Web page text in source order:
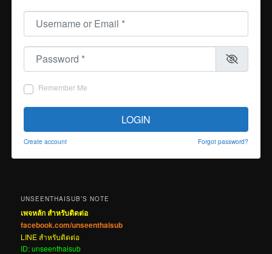
Username or Email
Password
Remember Me
LOGIN
Create account Forgot password?
UNSEENTHAISUB’S NOTE
เพจหลัก สำหรับติดต่อ
facebook.com/unseenthaisub
LINE สำหรับติดต่อ
ID: unseenthaisub